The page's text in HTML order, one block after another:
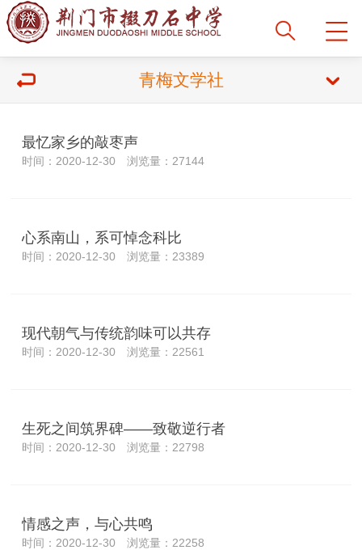
青梅文学社
最忆家乡的敲枣声
时间：2020-12-30 浏览量：27144
心系南山，系可悼念科比
时间：2020-12-30 浏览量：23389
现代朝气与传统韵味可以共存
时间：2020-12-30 浏览量：22561
生死之间筑界碑——致敬逆行者
时间：2020-12-30 浏览量：22798
情感之声，与心共鸣
时间：2020-12-30 浏览量：22258